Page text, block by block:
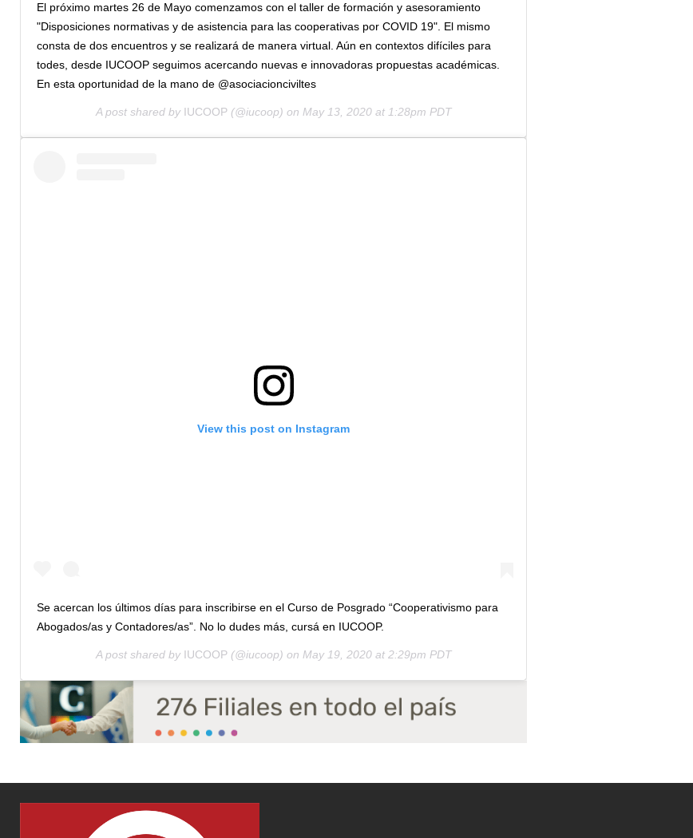
El próximo martes 26 de Mayo comenzamos con el taller de formación y asesoramiento
"Disposiciones normativas y de asistencia para las cooperativas por COVID 19". El mismo
consta de dos encuentros y se realizará de manera virtual. Aún en contextos difíciles para
todes, desde IUCOOP seguimos acercando nuevas e innovadoras propuestas académicas.
En esta oportunidad de la mano de @asociacionciviltes
A post shared by IUCOOP(@iucoop) on May 13, 2020 at 1:28pm PDT
View this post on Instagram
Se acercan los últimos días para inscribirse en el Curso de Posgrado “Cooperativismo para
Abogados/as y Contadores/as”. No lo dudes más, cursá en IUCOOP.
A post shared by IUCOOP(@iucoop) on May 19, 2020 at 2:29pm PDT